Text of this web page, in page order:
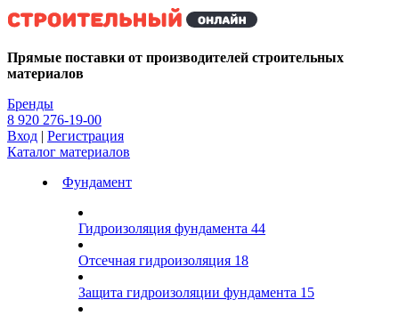
Kg
Прямые поставки от производителей строительных
материалов
Бренды
8 920 276-19-00
Вход | Регистрация
Каталог материалов
Фундамент
Гидроизоляция фундамента 44
Отсечная гидроизоляция 18
Защита гидроизоляции фундамента 15